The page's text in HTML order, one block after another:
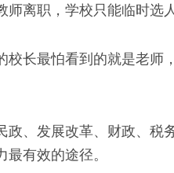
离职，学校只能临时选
长最怕看到的就是老师
发展改革、财政、税
有效的途径。